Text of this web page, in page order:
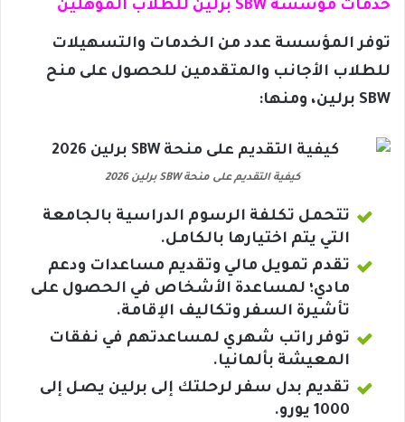
خدمات مؤسسة SBW برلين للطلاب المؤهلين
توفر المؤسسة عدد من الخدمات والتسهيلات
للطلاب الأجانب والمتقدمين للحصول على منح
SBW برلين، ومنها:
كيفية التقديم على منحة SBW برلين 2026
تتحمل تكلفة الرسوم الدراسية بالجامعة
التي يتم اختيارها بالكامل.
تقدم تمويل مالي وتقديم مساعدات ودعم
مادي؛ لمساعدة الأشخاص في الحصول على
تأشيرة السفر وتكاليف الإقامة.
توفر راتب شهري لمساعدتهم في نفقات
المعيشة بألمانيا.
تقديم بدل سفر لرحلتك إلى برلين يصل إلى
1000 يورو.